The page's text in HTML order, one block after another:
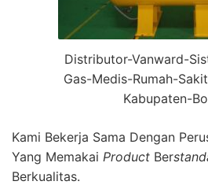
Distributor-Vanward-
Gas-Medis-Rumah-
Kabupaten-
Kami Bekerja Sama Dengan
Yang Memakai Product Ber
Berkualitas.